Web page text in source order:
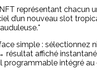
représentant chacun
d’un nouveau slot
simple :
affiché
programmable intégré